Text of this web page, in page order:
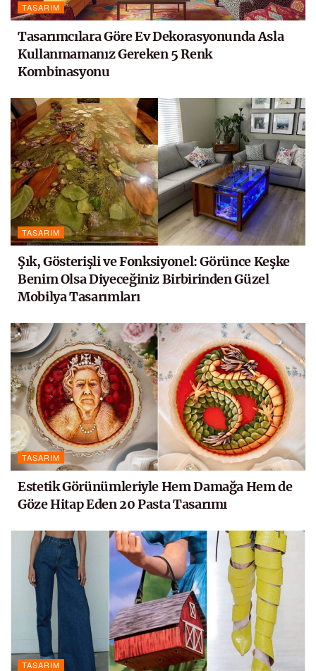
TASARIM
Tasarımcılara Göre Ev Dekorasyonunda Asla
Kullanmamanız Gereken 5 Renk
Kombinasyonu
TASARIM
Şık, Gösterişli ve Fonksiyonel: Görünce Keşke
Benim Olsa Diyeceğiniz Birbirinden Güzel
Mobilya Tasarımları
TASARIM
Estetik Görünümleriyle Hem Damağa Hem de
Göze Hitap Eden 20 Pasta Tasarımı
TASARIM